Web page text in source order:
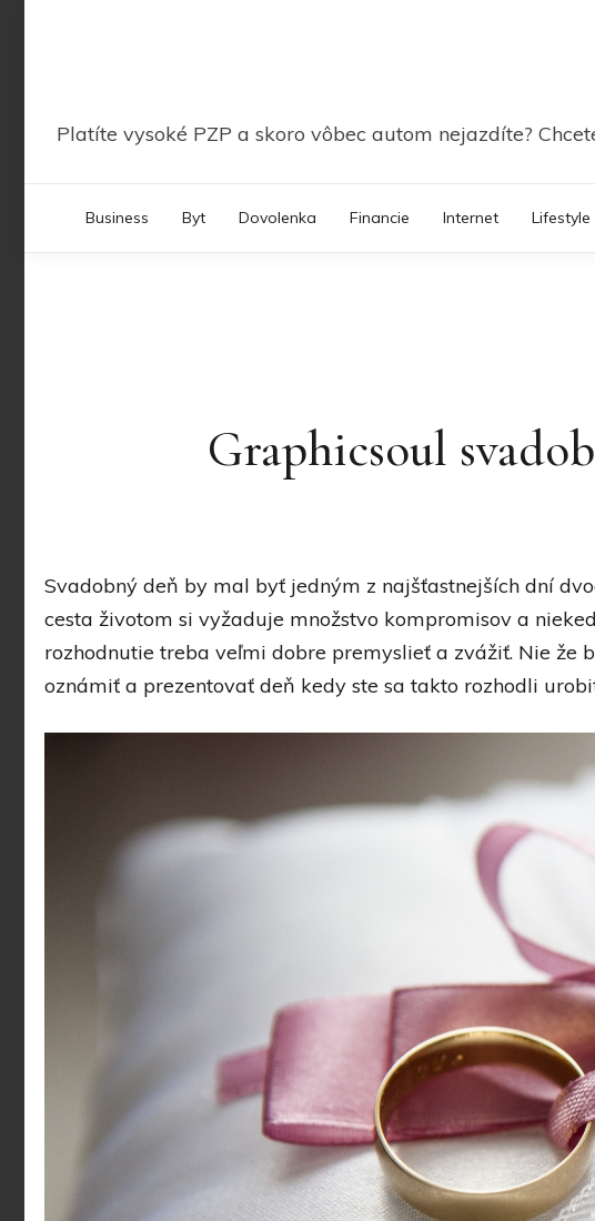
Platíte vysoké PZP a skoro vôbec autom nejazdíte?
Business Byt Dovolenka Financie Internet Lifestyle
Graphicsoul
Svadobný deň by mal byť jedným z najšťastnejších dní
cesta životom si vyžaduje množstvo kompromisov a
rozhodnutie treba veľmi dobre premyslieť a zvážiť. Nie že
oznámiť a prezentovať deň kedy ste sa takto rozhodli